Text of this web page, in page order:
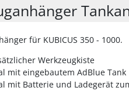
für KUBICUS 350 - 1000.
Werkzeugkiste
mit eingebautem AdBlue Tank
mit Batterie und Ladegerät